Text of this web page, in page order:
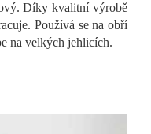
Díky kvalitní výrobě
Používá se na obří
na velkých jehlicích.